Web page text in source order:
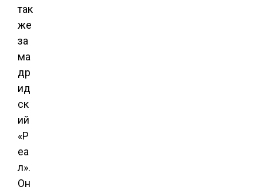
так
же
за
ма
др
ид
ск
ий
«Р
еа
л».
Он